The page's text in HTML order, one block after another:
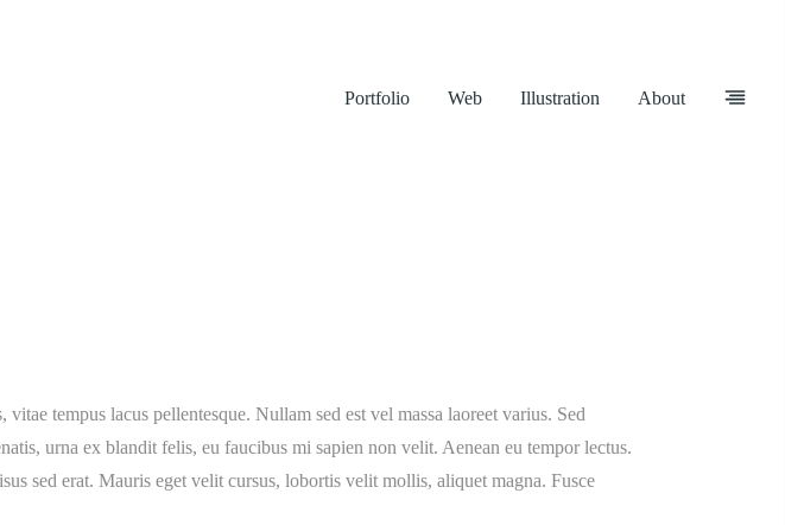
Portfolio Web Illustration About
tempus lacus pellentesque. Nullam sed est vel massa laoreet varius. Sed
urna ex blandit felis, eu faucibus mi sapien non velit. Aenean eu tempor lectus.
sed erat. Mauris eget velit cursus, lobortis velit mollis, aliquet magna. Fusce